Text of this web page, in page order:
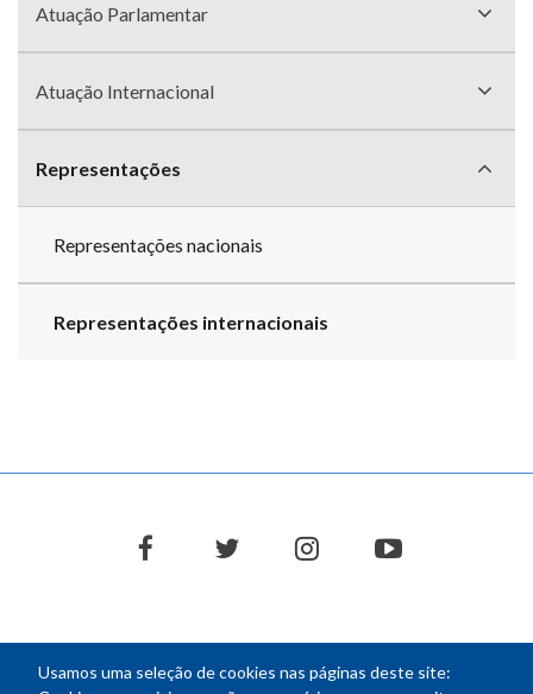
Usamos uma seleção de cookies nas páginas deste site:
Atuação Parlamentar
Atuação Internacional
Representações
Representações nacionais
Representações internacionais
facebooktwitter instagramyoutube